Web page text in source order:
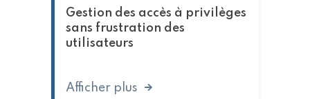
Gestion des accès à privilèges
sans frustration des
utilisateurs
Afficher plus